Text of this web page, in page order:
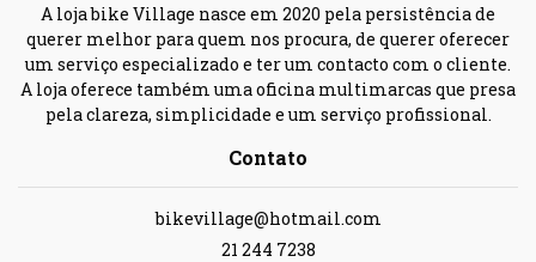
A loja bike Village nasce em 2020 pela persistência de
querer melhor para quem nos procura, de querer oferecer
um serviço especializado e ter um contacto com o cliente.
A loja oferece também uma oficina multimarcas que presa
pela clareza, simplicidade e um serviço profissional.
Contato
bikevillage@hotmail.com
21 244 7238